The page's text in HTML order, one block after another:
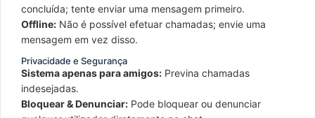
concluída; tente enviar uma mensagem primeiro.
Offline: Não é possível efetuar chamadas; envie uma
mensagem em vez disso.
Privacidade e Segurança
Sistema apenas para amigos: Previna chamadas
indesejadas.
Bloquear & Denunciar: Pode bloquear ou denunciar